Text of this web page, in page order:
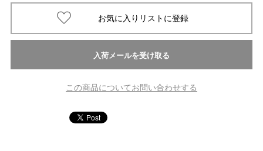
この商品についてお問い合わせする